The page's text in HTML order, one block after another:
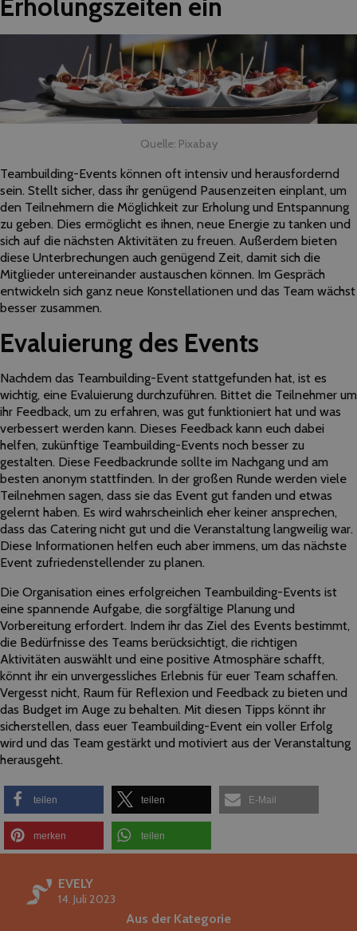
Erholungszeiten ein
Quelle: Pixabay
Teambuilding-Events können oft intensiv und herausfordernd
sein. Stellt sicher, dass ihr genügend Pausenzeiten einplant, um
den Teilnehmern die Möglichkeit zur Erholung und Entspannung
zu geben. Dies ermöglicht es ihnen, neue Energie zu tanken und
sich auf die nächsten Aktivitäten zu freuen. Außerdem bieten
diese Unterbrechungen auch genügend Zeit, damit sich die
Mitglieder untereinander austauschen können. Im Gespräch
entwickeln sich ganz neue Konstellationen und das Team wächst
besser zusammen.
Evaluierung des Events
Nachdem das Teambuilding-Event stattgefunden hat, ist es
wichtig, eine Evaluierung durchzuführen. Bittet die Teilnehmer um
ihr Feedback, um zu erfahren, was gut funktioniert hat und was
verbessert werden kann. Dieses Feedback kann euch dabei
helfen, zukünftige Teambuilding-Events noch besser zu
gestalten. Diese Feedbackrunde sollte im Nachgang und am
besten anonym stattfinden. In der großen Runde werden viele
Teilnehmen sagen, dass sie das Event gut fanden und etwas
gelernt haben. Es wird wahrscheinlich eher keiner ansprechen,
dass das Catering nicht gut und die Veranstaltung langweilig war.
Diese Informationen helfen euch aber immens, um das nächste
Event zufriedenstellender zu planen.
Die Organisation eines erfolgreichen Teambuilding-Events ist
eine spannende Aufgabe, die sorgfältige Planung und
Vorbereitung erfordert. Indem ihr das Ziel des Events bestimmt,
die Bedürfnisse des Teams berücksichtigt, die richtigen
Aktivitäten auswählt und eine positive Atmosphäre schafft,
könnt ihr ein unvergessliches Erlebnis für euer Team schaffen.
Vergesst nicht, Raum für Reflexion und Feedback zu bieten und
das Budget im Auge zu behalten. Mit diesen Tipps könnt ihr
sicherstellen, dass euer Teambuilding-Event ein voller Erfolg
wird und das Team gestärkt und motiviert aus der Veranstaltung
herausgeht.
teilen teilen E-Mail
merken teilen
EVELY
14. Juli 2023
Aus der Kategorie